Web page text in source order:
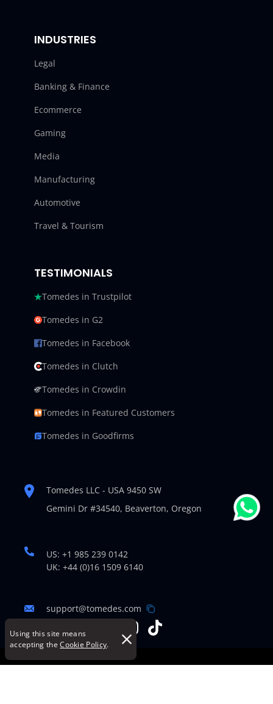
Using this site means
accepting the Cookie Policy.
INDUSTRIES
Legal
Banking & Finance
Ecommerce
Gaming
Media
Manufacturing
Automotive
Travel & Tourism
TESTIMONIALS
Tomedes in Trustpilot
Tomedes in G2
Tomedes in Facebook
Tomedes in Clutch
Tomedes in Crowdin
Tomedes in Featured Customers
Tomedes in Goodfirms
Tomedes LLC - USA 9450 SW
Gemini Dr #34540, Beaverton, Oregon
US: +1 985 239 0142
UK: +44 (0)16 1509 6140
support@tomedes.com